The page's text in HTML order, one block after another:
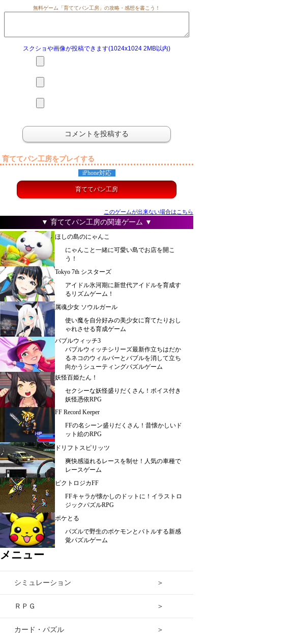
無料ゲーム「育ててパン工房」の攻略・感想を書こう！
スクショや画像が投稿できます(1024x1024 2MB以内)
育ててパン工房をプレイする
iPhone対応
育ててパン工房
このゲームが出来ない場合はこちら
▼ 育ててパン工房の関連ゲーム ▼
ほしの島のにゃんこ
にゃんこと一緒に可愛い島でお店を開こ
う！
Tokyo 7th シスターズ
アイドル氷河期に新世代アイドルを育成す
るリズムゲーム！
属魂少女 ソウルガール
使い魔を自分好みの美少女に育てたりおし
ゃれさせる育成ゲーム
バブルウィッチ3
バブルウィッチシリーズ最新作立ちはだか
るネコのウィルバーとバブルを消して立ち
向かうシューティングパズルゲーム
妖怪百姫たん！
セクシーな妖怪盛りだくさん！ボイス付き
妖怪憑依RPG
FF Record Keeper
FFの名シーン盛りだくさん！昔懐かしいド
ット絵のRPG
ドリフトスピリッツ
爽快感溢れるレースを制せ！人気の車種で
レースゲーム
ピクトロジカFF
FFキャラが懐かしのドットに！イラストロ
ジックパズルRPG
ポケとる
パズルで野生のポケモンとバトルする新感
覚パズルゲーム
メニュー
シミュレーション ＞
ＲＰＧ ＞
カード・パズル ＞